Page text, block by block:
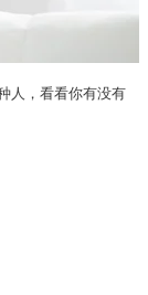
人，看看你有没有